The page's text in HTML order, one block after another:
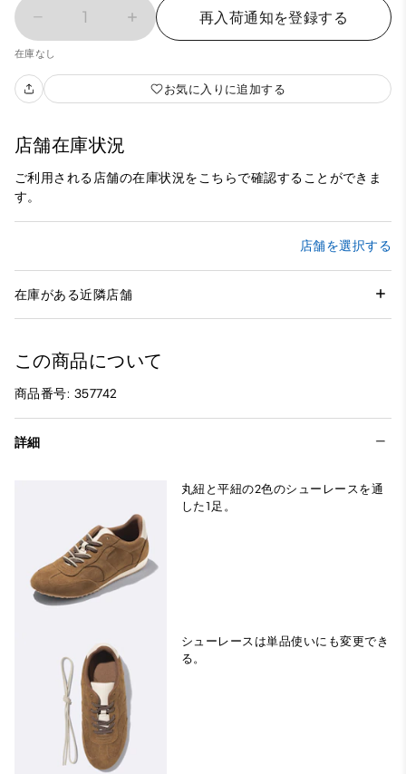
1 再入荷通知を登録する
在庫なし
お気に入りに追加する
店舗在庫状況
ご利用される店舗の在庫状況をこちらで確認することができま
す。
店舗を選択する
在庫がある近隣店舗
この商品について
商品番号: 357742
詳細
丸紐と平紐の2色のシューレースを通
した1足。
シューレースは単品使いにも変更でき
る。